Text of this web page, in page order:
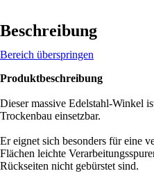
Beschreibung
Bereich überspringen
Produktbeschreibung
Dieser massive Edelstahl-Winkel
Trockenbau einsetzbar.
Er eignet sich besonders für eine
Flächen leichte
Rückseiten nicht gebürstet sind.